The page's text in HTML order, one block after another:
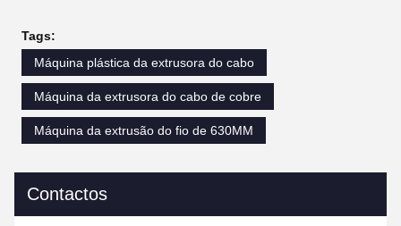
Tags:
Máquina plástica da extrusora do cabo
Máquina da extrusora do cabo de cobre
Máquina da extrusão do fio de 630MM
Contactos